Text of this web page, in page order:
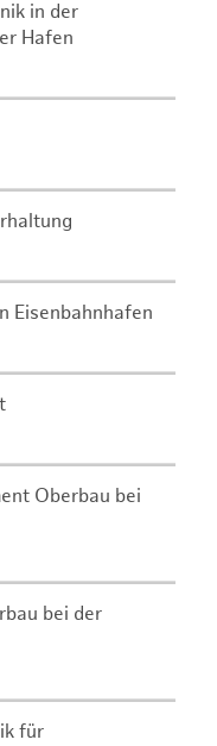
in der
Hafen
Eisenbahnhafen
Oberbau bei
bei der
für